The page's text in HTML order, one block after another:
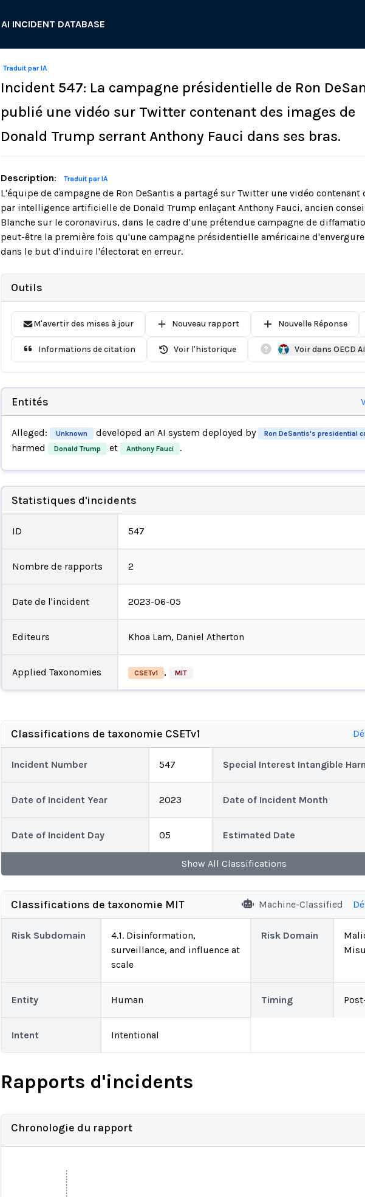
AI INCIDENT DATABASE
Traduit par IA
Incident 547: La campagne présidentielle de Ron
publié une vidéo sur Twitter contenant des images de
Donald Trump serrant Anthony Fauci dans ses bras.
Description: Traduit par IA
L'équipe de campagne de Ron DeSantis a partagé sur Twitter une vidéo contenant
par intelligence artificielle de Donald Trump enlaçant Anthony Fauci, ancien
Blanche sur le coronavirus, dans le cadre d'une prétendue campagne de
peut-être la première fois qu'une campagne présidentielle américaine
dans le but d'induire l'électorat en erreur.
Outils
M'avertir des mises à jour Nouveau rapport Nouvelle Réponse
Informations de citation Voir l'historique Voir dans OECD
Entités
Alleged: Unknown developed an AI system deployed by Ron DeSantis's presidential
harmed Donald Trump et Anthony Fauci .
Statistiques d'incidents
ID 547
Nombre de rapports 2
Date de l'incident 2023-06-05
Editeurs Khoa Lam, Daniel Atherton
Applied Taxonomies CSETv1 , MIT
Classifications de taxonomie CSETv1
Incident Number 547 Special Interest Intangible
Date of Incident Year 2023 Date of Incident Month
Date of Incident Day 05 Estimated Date
Show All Classifications
Classifications de taxonomie MIT Machine-Classified
Risk Subdomain
4.1. Disinformation,
surveillance, and influence at
scale
Risk Domain
Entity Human Timing
Intent Intentional
Rapports d'incidents
Chronologie du rapport